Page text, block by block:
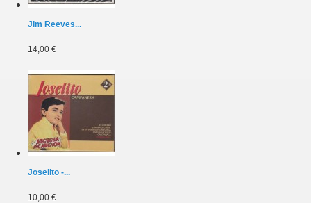
Jim Reeves...
14,00 €
Joselito -...
10,00 €